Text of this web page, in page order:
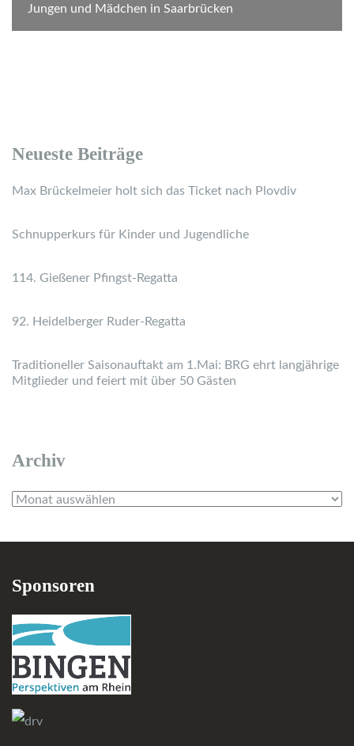
Jungen und Mädchen in Saarbrücken
Neueste Beiträge
Max Brückelmeier holt sich das Ticket nach Plovdiv
Schnupperkurs für Kinder und Jugendliche
114. Gießener Pfingst-Regatta
92. Heidelberger Ruder-Regatta
Traditioneller Saisonauftakt am 1.Mai: BRG ehrt langjährige
Mitglieder und feiert mit über 50 Gästen
Archiv
Archiv
Sponsoren